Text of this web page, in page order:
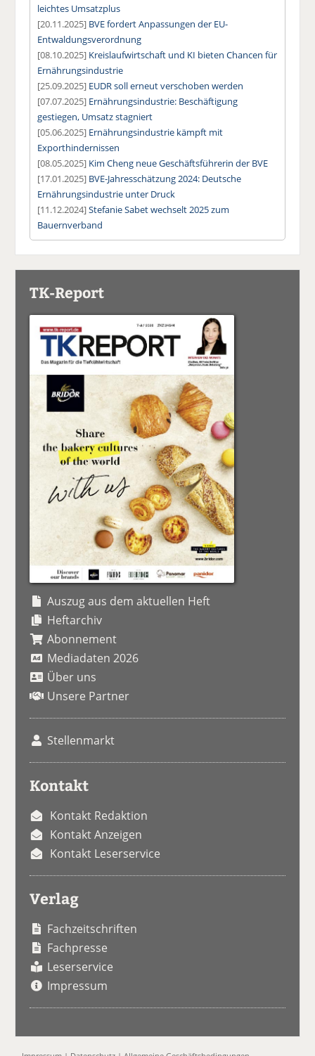
leichtes Umsatzplus
[20.11.2025] BVE fordert Anpassungen der EU-
Entwaldungsverordnung
[08.10.2025] Kreislaufwirtschaft und KI bieten Chancen für
Ernährungsindustrie
[25.09.2025] EUDR soll erneut verschoben werden
[07.07.2025] Ernährungsindustrie: Beschäftigung
gestiegen, Umsatz stagniert
[05.06.2025] Ernährungsindustrie kämpft mit
Exporthindernissen
[08.05.2025] Kim Cheng neue Geschäftsführerin der BVE
[17.01.2025] BVE-Jahresschätzung 2024: Deutsche
Ernährungsindustrie unter Druck
[11.12.2024]Stefanie Sabet wechselt 2025 zum
Bauernverband
TK-Report
Auszug aus dem aktuellen Heft
Heftarchiv
Abonnement
Mediadaten 2026
Über uns
Unsere Partner
Stellenmarkt
Kontakt
Kontakt Redaktion
Kontakt Anzeigen
Kontakt Leserservice
Verlag
Fachzeitschriften
Fachpresse
Leserservice
Impressum